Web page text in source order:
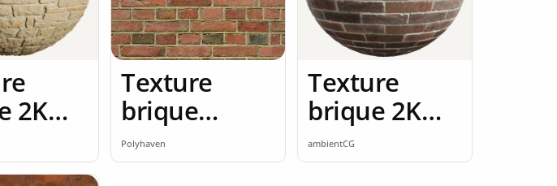
2K
Texture
brique
brique rouge
2K
Polyhaven
Texture
brique 2K
seamless
ambientCG